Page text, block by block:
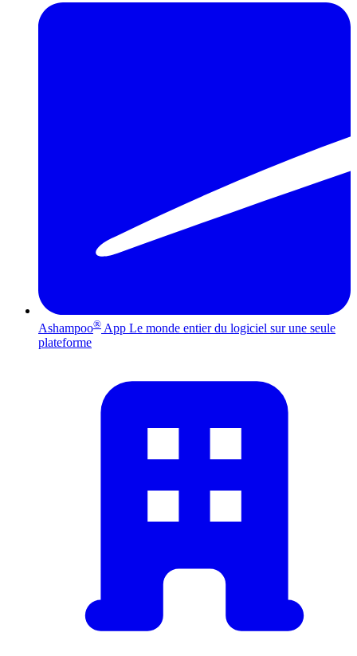
Ashampoo® App Le monde entier du logiciel sur une seule
plateforme